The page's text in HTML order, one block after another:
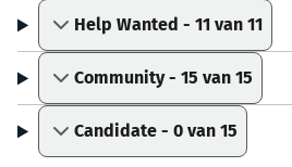
Help Wanted - 11 van 11
Community - 15 van 15
Candidate - 0 van 15